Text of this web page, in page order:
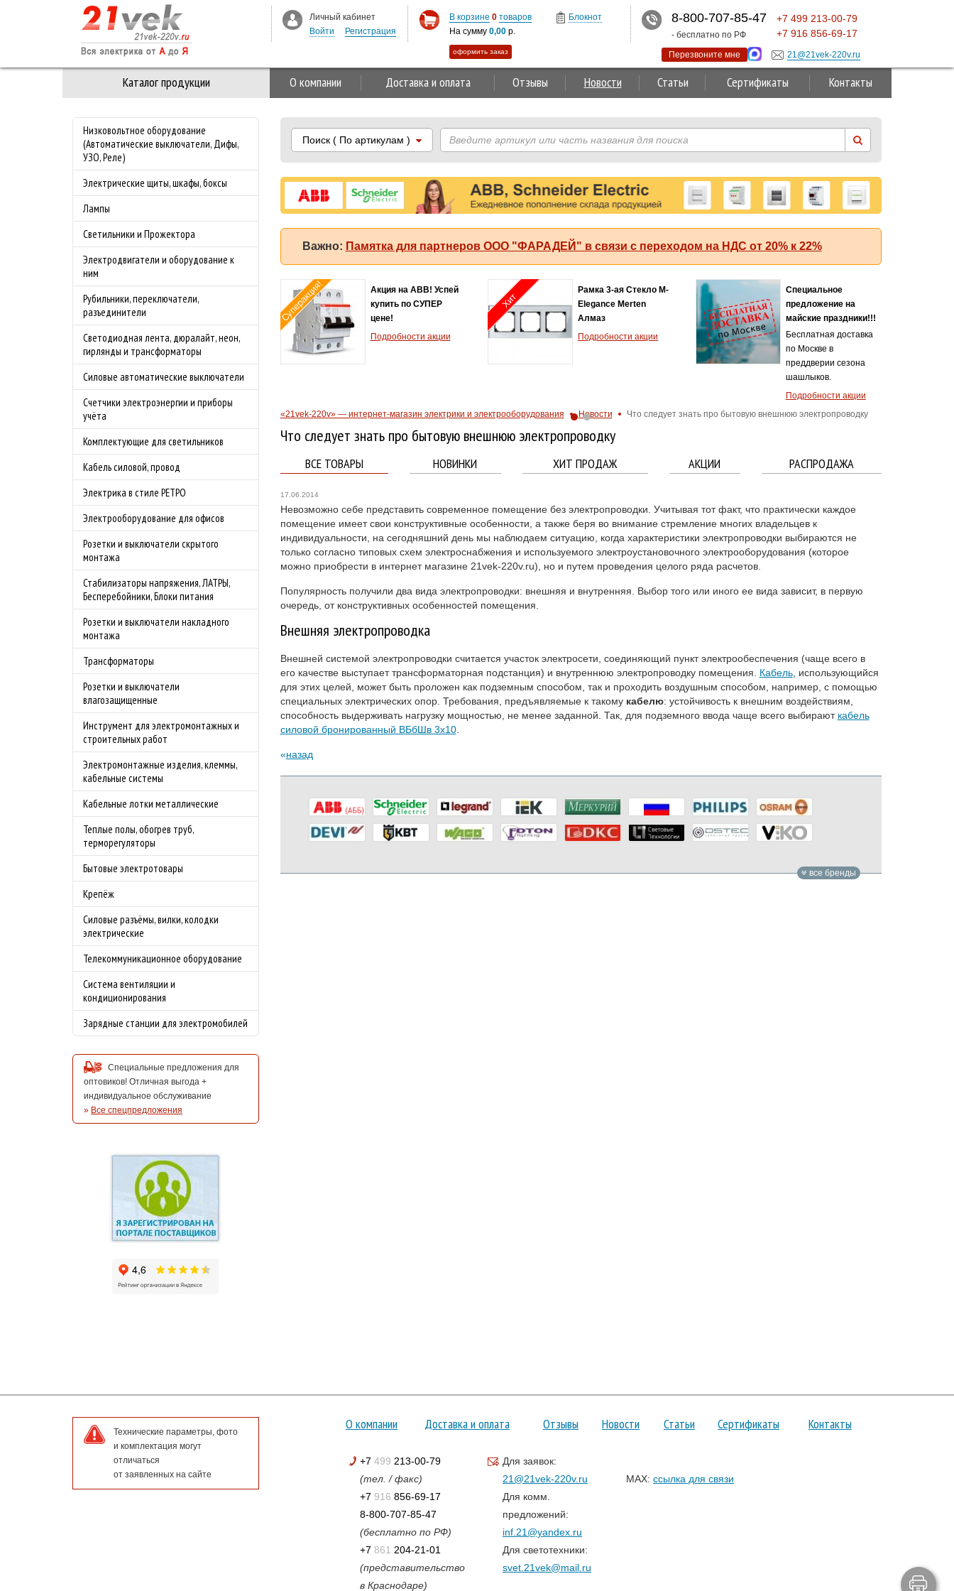
Каталог продукции О компании Доставка и оплата Отзывы Новости Статьи Сертификаты Контакты
Низковольтное оборудование
(Автоматические выключатели, Дифы,
УЗО, Реле)
Электрические щиты, шкафы, боксы
Лампы
Светильники и Прожектора
Электродвигатели и оборудование к
ним
Рубильники, переключатели,
разъединители
Светодиодная лента, дюралайт, неон,
гирлянды и трансформаторы
Силовые автоматические выключатели
Счетчики электроэнергии и приборы
учёта
Комплектующие для светильников
Кабель силовой, провод
Электрика в стиле РЕТРО
Электрооборудование для офисов
Розетки и выключатели скрытого
монтажа
Стабилизаторы напряжения, ЛАТРЫ,
Бесперебойники, Блоки питания
Розетки и выключатели накладного
монтажа
Трансформаторы
Розетки и выключатели
влагозащищенные
Инструмент для электромонтажных и
строительных работ
Электромонтажные изделия, клеммы,
кабельные системы
Кабельные лотки металлические
Теплые полы, обогрев труб,
терморегуляторы
Бытовые электротовары
Крепёж
Силовые разъёмы, вилки, колодки
электрические
Телекоммуникационное оборудование
Система вентиляции и
кондиционирования
Зарядные станции для электромобилей
Специальные предложения для
оптовиков! Отличная выгода +
индивидуальное обслуживание
» Все спецпредложения
Поиск( По артикулам )
Важно: Памятка для партнеров ООО "ФАРАДЕЙ" в связи с переходом на НДС от 20% к 22%
Суперакция!
Акция на ABB! Успей
купить по СУПЕР
цене!
Подробности акции
Хит
Рамка 3-ая Стекло M-
Elegance Merten
Алмаз
Подробности акции
Специальное
предложение на
майские праздники!!!
Бесплатная доставка
по Москве в
преддверии сезона
шашлыков.
Подробности акции
«21vek-220v» — интернет-магазин электрики и электрооборудования Новости Что следует знать про бытовую внешнюю электропроводку
Что следует знать про бытовую внешнюю электропроводку
ВСЕ ТОВАРЫ НОВИНКИ ХИТ ПРОДАЖ АКЦИИ РАСПРОДАЖА
17.06.2014
Невозможно себе представить современное помещение без электропроводки. Учитывая тот факт, что практически каждое
помещение имеет свои конструктивные особенности, а также беря во внимание стремление многих владельцев к
индивидуальности, на сегодняшний день мы наблюдаем ситуацию, когда характеристики электропроводки выбираются не
только согласно типовых схем электроснабжения и используемого электроустановочного электрооборудования (которое
можно приобрести в интернет магазине 21vek-220v.ru), но и путем проведения целого ряда расчетов.
Популярность получили два вида электропроводки: внешняя и внутренняя. Выбор того или иного ее вида зависит, в первую
очередь, от конструктивных особенностей помещения.
Внешняя электропроводка
Внешней системой электропроводки считается участок электросети, соединяющий пункт электрообеспечения (чаще всего в
его качестве выступает трансформаторная подстанция) и внутреннюю электропроводку помещения. Кабель, использующийся
для этих целей, может быть проложен как подземным способом, так и проходить воздушным способом, например, с помощью
специальных электрических опор. Требования, предъявляемые к такому кабелю: устойчивость к внешним воздействиям,
способность выдерживать нагрузку мощностью, не менее заданной. Так, для подземного ввода чаще всего выбирают кабель
силовой бронированный ВБбШв 3x10.
назад
все бренды
Технические параметры, фото
и комплектация могут
отличаться
от заявленных на сайте
О компании Доставка и оплата Отзывы Новости Статьи Сертификаты Контакты
+7 499 213-00-79
(тел. / факс)
+7 916 856-69-17
8-800-707-85-47
(бесплатно по РФ)
+7 861 204-21-01
(представительство
в Краснодаре)
Для заявок:
21@21vek-220v.ru
Для комм.
предложений:
inf.21@yandex.ru
Для светотехники:
svet.21vek@mail.ru
MAX: ссылка для связи
Личный кабинет
Войти
Регистрация
В корзине 0 товаров
На сумму 0,00 р.
оформить заказ
Блокнот 8-800-707-85-47
- бесплатно по РФ
+7 499 213-00-79
+7 916 856-69-17
Перезвоните мне 21@21vek-220v.ru